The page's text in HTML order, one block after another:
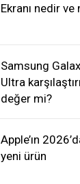
Ekranı nedir ve
Samsung
Ultra
değer mi?
Apple’ın
yeni ürün